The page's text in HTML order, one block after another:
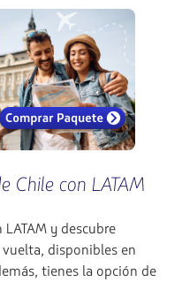
Chile con LATAM
y descubre
disponibles en
tienes la opción de